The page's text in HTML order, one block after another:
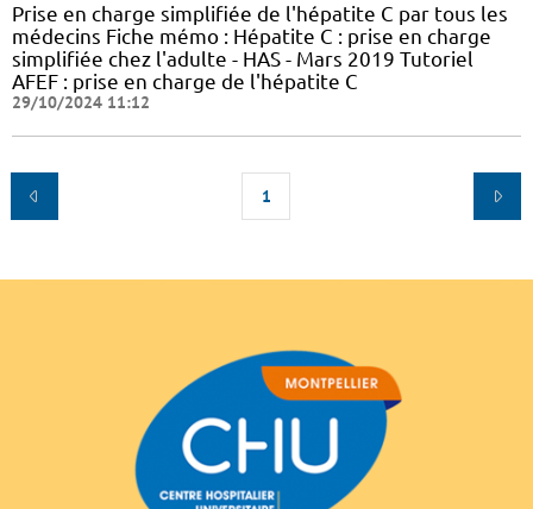
Prise en charge simplifiée de l'hépatite C par tous les
médecins Fiche mémo : Hépatite C : prise en charge
simplifiée chez l'adulte - HAS - Mars 2019 Tutoriel
AFEF : prise en charge de l'hépatite C
29/10/2024 11:12
1